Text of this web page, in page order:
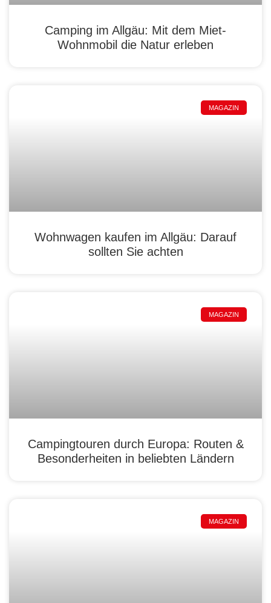
Camping im Allgäu: Mit dem Miet-
Wohnmobil die Natur erleben
MAGAZIN
Wohnwagen kaufen im Allgäu: Darauf
sollten Sie achten
MAGAZIN
Campingtouren durch Europa: Routen &
Besonderheiten in beliebten Ländern
MAGAZIN